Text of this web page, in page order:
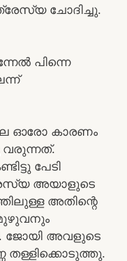
ചോദിച്ചു.
പിന്നെ
ഓരോ കാരണം
വരുന്നത്.
പേടി
അയാളുടെ
അതിന്റെ
മുഴുവനും
ജോയി അവളുടെ
തള്ളിക്കൊടുത്തു.